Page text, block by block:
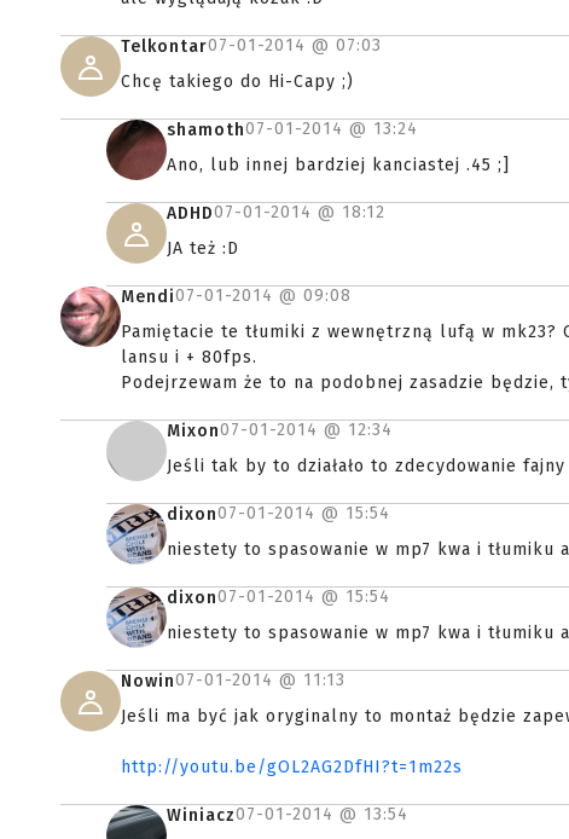
Telkontar07-01-2014 @ 07:03
Chcę takiego do Hi-Capy ;)
shamoth07-01-2014 @ 13:24
Ano, lub innej bardziej kanciastej .45 ;]
ADHD07-01-2014 @ 18:12
JA też :D
Mendi07-01-2014 @ 09:08
Pamiętacie te tłumiki z wewnętrzną lufą w mk23?
lansu i + 80fps.
Podejrzewam że to na podobnej zasadzie
Mixon07-01-2014 @ 12:34
Jeśli tak by to działało to zdecydowanie
dixon07-01-2014 @ 15:54
niestety to spasowanie w mp7 kwa i tłumiku
dixon07-01-2014 @ 15:54
niestety to spasowanie w mp7 kwa i tłumiku
Nowin07-01-2014 @ 11:13
Jeśli ma być jak oryginalny to montaż będzie
http://youtu.be/gOL2AG2DfHI?t=1m22s
Winiacz07-01-2014 @ 13:54